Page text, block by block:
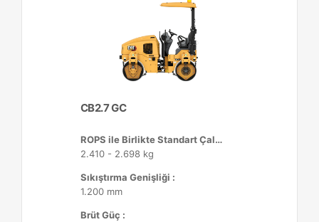
CB2.7 GC
ROPS ile Birlikte Standart Çalışma Ağırlığı :
2.410 - 2.698 kg
Sıkıştırma Genişliği :
1.200 mm
Brüt Güç :